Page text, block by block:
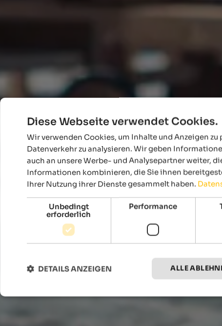
Diese Webseite verwendet Cookies.
Wir verwenden Cookies, um Inhalte und Anzeigen
Datenverkehr zu analysieren. Wir geben
auch an unsere Werbe- und Analysepartner weiter,
Informationen kombinieren, die Sie ihnen
Ihrer Nutzung ihrer Dienste gesammelt haben.
Unbedingt
erforderlich
Performance
ALLE
DETAILS ANZEIGEN